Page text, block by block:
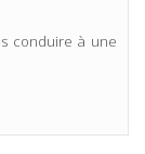
conduire à une